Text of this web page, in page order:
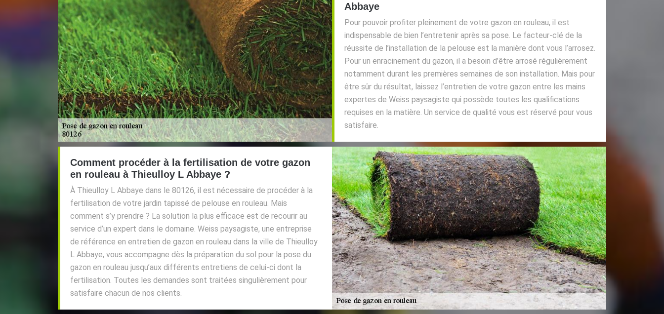
Abbaye
Pour pouvoir profiter pleinement de votre gazon en rouleau, il est
indispensable de bien l’entretenir après sa pose. Le facteur-clé de la
réussite de l’installation de la pelouse est la manière dont vous l’arrosez.
Pour un enracinement du gazon, il a besoin d’être arrosé régulièrement
notamment durant les premières semaines de son installation. Mais pour
être sûr du résultat, laissez l’entretien de votre gazon entre les mains
expertes de Weiss paysagiste qui possède toutes les qualifications
requises en la matière. Un service de qualité vous est réservé pour vous
satisfaire.
Comment procéder à la fertilisation de votre gazon
en rouleau à Thieulloy L Abbaye ?
À Thieulloy L Abbaye dans le 80126, il est nécessaire de procéder à la
fertilisation de votre jardin tapissé de pelouse en rouleau. Mais
comment s’y prendre ? La solution la plus efficace est de recourir au
service d’un expert dans le domaine. Weiss paysagiste, une entreprise
de référence en entretien de gazon en rouleau dans la ville de Thieulloy
L Abbaye, vous accompagne dès la préparation du sol pour la pose du
gazon en rouleau jusqu’aux différents entretiens de celui-ci dont la
fertilisation. Toutes les demandes sont traitées singulièrement pour
satisfaire chacun de nos clients.